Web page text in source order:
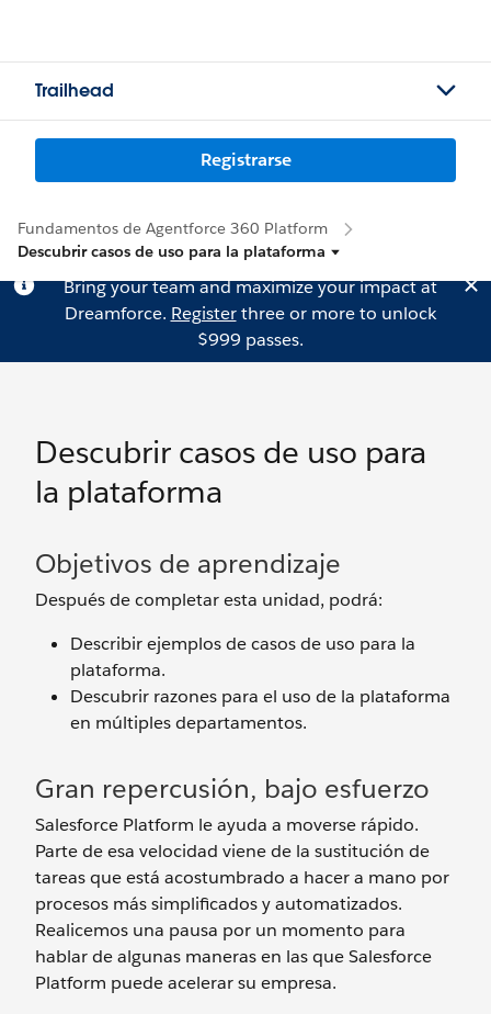
Trailhead
Registrarse
Fundamentos de Agentforce 360 Platform
Descubrir casos de uso para la plataforma
Bring your team and maximize your impact at
Dreamforce. Registerthree or more to unlock
$999 passes.
Descubrir casos de uso para
la plataforma
Objetivos de aprendizaje
Después de completar esta unidad, podrá:
Describir ejemplos de casos de uso para la
plataforma.
Descubrir razones para el uso de la plataforma
en múltiples departamentos.
Gran repercusión, bajo esfuerzo
Salesforce Platform le ayuda a moverse rápido.
Parte de esa velocidad viene de la sustitución de
tareas que está acostumbrado a hacer a mano por
procesos más simplificados y automatizados.
Realicemos una pausa por un momento para
hablar de algunas maneras en las que Salesforce
Platform puede acelerar su empresa.